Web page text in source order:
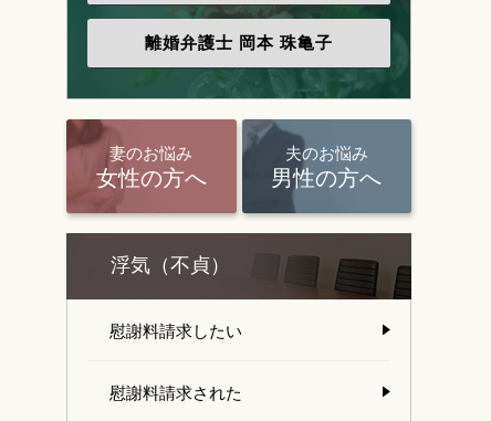
離婚弁護士 岡本 珠亀子
妻のお悩み
女性の方へ
夫のお悩み
男性の方へ
浮気（不貞）
慰謝料請求したい
慰謝料請求された